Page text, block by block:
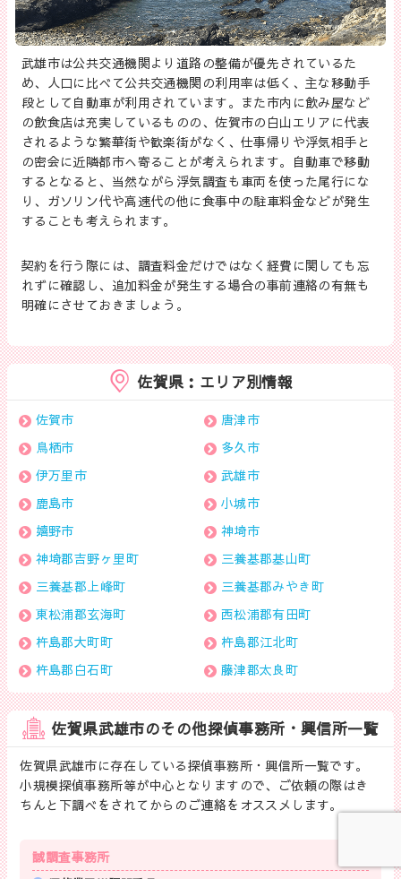
武雄市は公共交通機関より道路の整備が優先されているた
め、人口に比べて公共交通機関の利用率は低く、主な移動手
段として自動車が利用されています。また市内に飲み屋など
の飲食店は充実しているものの、佐賀市の白山エリアに代表
されるような繁華街や歓楽街がなく、仕事帰りや浮気相手と
の密会に近隣都市へ寄ることが考えられます。自動車で移動
するとなると、当然ながら浮気調査も車両を使った尾行にな
り、ガソリン代や高速代の他に食事中の駐車料金などが発生
することも考えられます。
契約を行う際には、調査料金だけではなく経費に関しても忘
れずに確認し、追加料金が発生する場合の事前連絡の有無も
明確にさせておきましょう。
佐賀県：エリア別情報
佐賀市
唐津市
鳥栖市
多久市
伊万里市
武雄市
鹿島市
小城市
嬉野市
神埼市
神埼郡吉野ヶ里町
三養基郡基山町
三養基郡上峰町
三養基郡みやき町
東松浦郡玄海町
西松浦郡有田町
杵島郡大町町
杵島郡江北町
杵島郡白石町
藤津郡太良町
佐賀県武雄市のその他探偵事務所・興信所一覧
佐賀県武雄市に存在している探偵事務所・興信所一覧です。
小規模探偵事務所等が中心となりますので、ご依頼の際はき
ちんと下調べをされてからのご連絡をオススメします。
誠調査事務所